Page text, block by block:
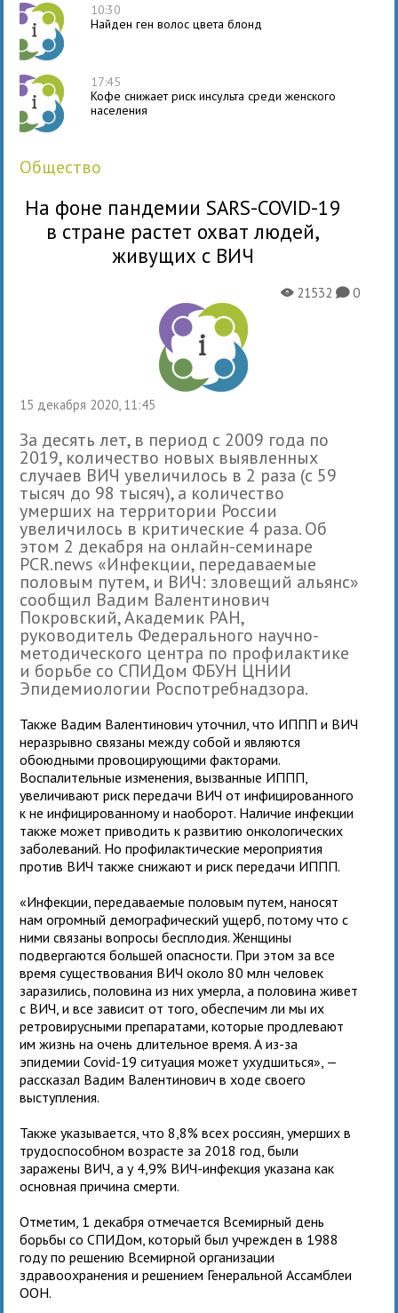
10:30
Найден ген волос цвета блонд
17:45
Кофе снижает риск инсульта среди женского
населения
общество
На фоне пандемии SARS-COVID-19
в стране растет охват людей,
живущих с ВИЧ
15 декабря 2020, 11:45
X21532K0
За десять лет, в период с 2009 года по
2019, количество новых выявленных
случаев ВИЧ увеличилось в 2 раза (с 59
тысяч до 98 тысяч), а количество
умерших на территории России
увеличилось в критические 4 раза. Об
этом 2 декабря на онлайн-семинаре
PCR.news «Инфекции, передаваемые
половым путем, и ВИЧ: зловещий альянс»
сообщил Вадим Валентинович
Покровский, Академик РАН,
руководитель Федерального научно-
методического центра по профилактике
и борьбе со СПИДом ФБУН ЦНИИ
Эпидемиологии Роспотребнадзора.
Также Вадим Валентинович уточнил, что ИППП и ВИЧ
неразрывно связаны между собой и являются
обоюдными провоцирующими факторами.
Воспалительные изменения, вызванные ИППП,
увеличивают риск передачи ВИЧ от инфицированного
к не инфицированному и наоборот. Наличие инфекции
также может приводить к развитию онкологических
заболеваний. Но профилактические мероприятия
против ВИЧ также снижают и риск передачи ИППП.
«Инфекции, передаваемые половым путем, наносят
нам огромный демографический ущерб, потому что с
ними связаны вопросы бесплодия. Женщины
подвергаются большей опасности. При этом за все
время существования ВИЧ около 80 млн человек
заразились, половина из них умерла, а половина живет
с ВИЧ, и все зависит от того, обеспечим ли мы их
ретровирусными препаратами, которые продлевают
им жизнь на очень длительное время. А из-за
эпидемии Covid-19 ситуация может ухудшиться», —
рассказал Вадим Валентинович в ходе своего
выступления.
Также указывается, что 8,8% всех россиян, умерших в
трудоспособном возрасте за 2018 год, были
заражены ВИЧ, а у 4,9% ВИЧ-инфекция указана как
основная причина смерти.
Отметим, 1 декабря отмечается Всемирный день
борьбы со СПИДом, который был учрежден в 1988
году по решению Всемирной организации
здравоохранения и решением Генеральной Ассамблеи
ООН.